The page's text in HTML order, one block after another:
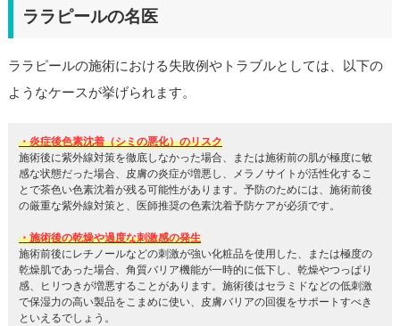
ララピールの名医
ララピールの施術における失敗例やトラブルとしては、以下の
ようなケースが挙げられます。
・炎症後色素沈着（シミの悪化）のリスク
施術後に紫外線対策を徹底しなかった場合、または施術前の肌が極度に敏
感な状態だった場合、皮膚の炎症が増悪し、メラノサイトが活性化するこ
とで茶色い色素沈着が残る可能性があります。予防のためには、施術前後
の厳重な紫外線対策と、医師推奨の色素沈着予防ケアが必須です。
・施術後の乾燥や過度な刺激感の発生
施術前後にレチノールなどの刺激が強い化粧品を使用した、または極度の
乾燥肌であった場合、角質バリア機能が一時的に低下し、乾燥やつっぱり
感、ヒリつきが増悪することがあります。施術後はセラミドなどの低刺激
で保湿力の高い製品をこまめに使い、皮膚バリアの回復をサポートすべき
といえるでしょう。